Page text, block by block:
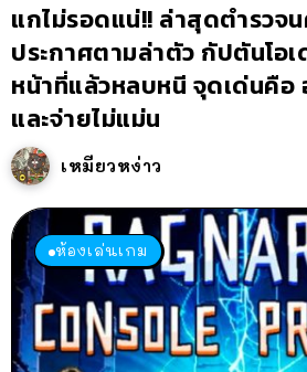
แกไม่รอดแน่!! ล่าสุดตำรวจ
ประกาศตามล่าตัว กัปตันโอเ
หน้าที่แล้วหลบหนี จุดเด่นคือ
และจ่ายไม่แม่น
เหมียวหง่าว
ห้องเล่นเกม